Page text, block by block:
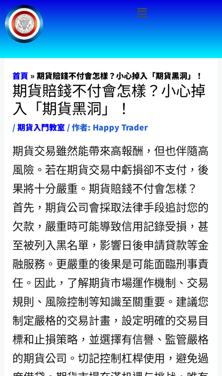
跳
至
主
要
Menu
首頁 » 期貨賠錢不付會怎樣？小心掉入「期貨黑洞」！
期貨賠錢不付會怎樣？小心掉
入「期貨黑洞」！
/期貨入門教室/ 作者: Happy Trader
期貨交易雖然能帶來高報酬，但也伴隨高
風險。若在期貨交易中虧損卻不支付，後
果將十分嚴重。期貨賠錢不付會怎樣？
首先，期貨公司會採取法律手段追討您的
欠款，嚴重時可能導致信用記錄受損，甚
至被列入黑名單，影響日後申請貸款等金
融服務。更嚴重的後果是可能面臨刑事責
任。因此，了解期貨市場運作機制、交易
規則、風險控制等知識至關重要。建議您
制定嚴格的交易計畫，設定明確的交易目
標和止損策略，並選擇有信譽、監管嚴格
的期貨公司。切記控制杠桿使用，避免過